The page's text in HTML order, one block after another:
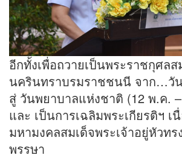
อีกทั้งเพื่อถวายเป็นพระราชกุศลส
นครินทราบรมราชชนนี จาก…วั
สู่ วันพยาบาลแห่งชาติ (12 พ.ค.
และ เป็นการเฉลิมพระเกียรติฯ เ
มหามงคลสมเด็จพระเจ้าอยู่หัวทร
พรรษา